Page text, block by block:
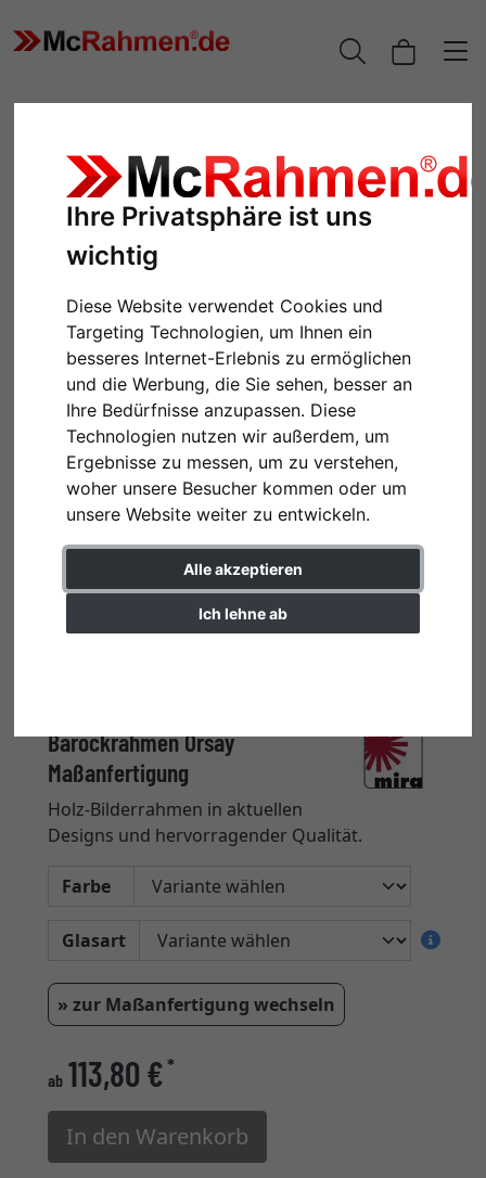
Ihre Privatsphäre ist uns
wichtig
Diese Website verwendet Cookies und
Targeting Technologien, um Ihnen ein
besseres Internet-Erlebnis zu ermöglichen
und die Werbung, die Sie sehen, besser an
Ihre Bedürfnisse anzupassen. Diese
Technologien nutzen wir außerdem, um
Ergebnisse zu messen, um zu verstehen,
woher unsere Besucher kommen oder um
unsere Website weiter zu entwickeln.
Alle akzeptieren
Ich lehne ab
Zurück
Barockrahmen Orsay
Maßanfertigung
Holz-Bilderrahmen in aktuellen
Designs und hervorragender Qualität.
Farbe
Glasart
» zur Maßanfertigung wechseln
ab 113,80 €*
In den Warenkorb